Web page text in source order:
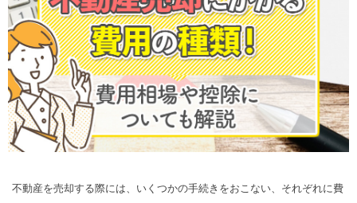
不動産を売却する際には、いくつかの手続きをおこない、それぞれに費